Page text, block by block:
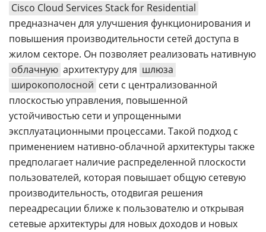
Cisco Cloud Services Stack for Residential
предназначен для улучшения функционирования и
повышения производительности сетей доступа в
жилом секторе. Он позволяет реализовать нативную
облачную архитектуру для шлюза
широкополосной сети с централизованной
плоскостью управления, повышенной
устойчивостью сети и упрощенными
эксплуатационными процессами. Такой подход с
применением нативно-облачной архитектуры также
предполагает наличие распределенной плоскости
пользователей, которая повышает общую сетевую
производительность, отодвигая решения
переадресации ближе к пользователю и открывая
сетевые архитектуры для новых доходов и новых